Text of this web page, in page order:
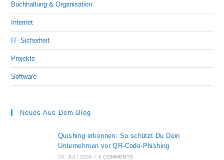
Buchhaltung & Organisation
Internet
IT- Sicherheit
Projekte
Software
Neues Aus Dem Blog
Quishing erkennen: So schützt Du Dein
Unternehmen vor QR-Code-Phishing
29. JULI 2026 / 0 COMMENTS